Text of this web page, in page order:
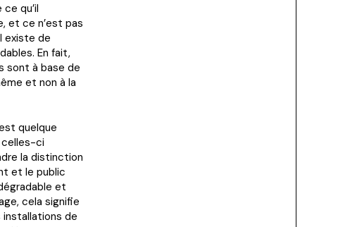
qu’il
et ce n’est pas
existe de
En fait,
sont à base de
et non à la
quelque
celles-ci
la distinction
et le public
et
cela signifie
de